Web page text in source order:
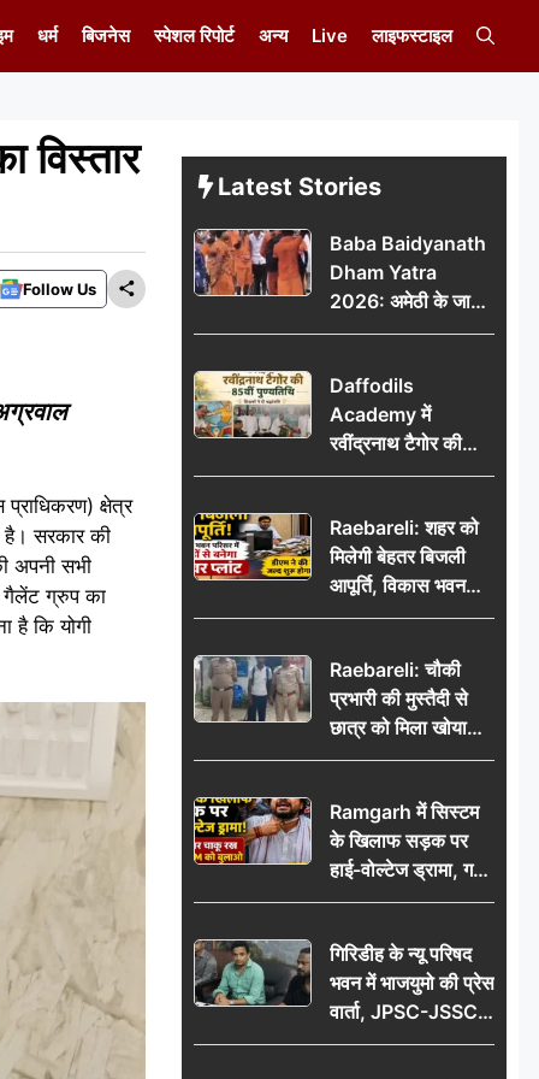
धर्म बिजनेस स्पेशल रिपोर्ट अन्य Live लाइफस्टाइल
विस्तार
Follow Us
प्राधिकरण) क्षेत्र
है। सरकार की
अपनी सभी
गैलेंट ग्रुप का
है कि योगी
Latest Stories
Baba Baidyanath
Dham Yatra
2026: अमेठी के जायस
से बाबा बैद्यनाथ धाम के
का दूसरा जत्था
Daffodils
Academy में
रवींद्रनाथ टैगोर की
85वीं पुण्यतिथि मनाई
श्रद्धांजलि
Raebareli: शहर को
मिलेगी बेहतर बिजली
आपूर्ति, विकास भवन
परिसर में करोड़ों से
Raebareli: चौकी
प्रभारी की मुस्तैदी से
छात्र को मिला खोया
बैग, जरूरी दस्तावेज
पुलिस टीम का जताया
आभार
Ramgarh में सिस्टम
के खिलाफ सड़क पर
हाई-वोल्टेज ड्रामा, गर्दन
पर चाकू रख बोला- CM
वायरल
गिरिडीह के न्यू परिषद
भवन में भाजयुमो की प्रेस
वार्ता, JPSC-JSSC
पेपर लीक के विरोध में